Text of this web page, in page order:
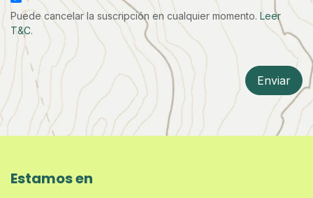
Puede cancelar la suscripción en cualquier momento. Leer
T&C.
Enviar
Estamos en